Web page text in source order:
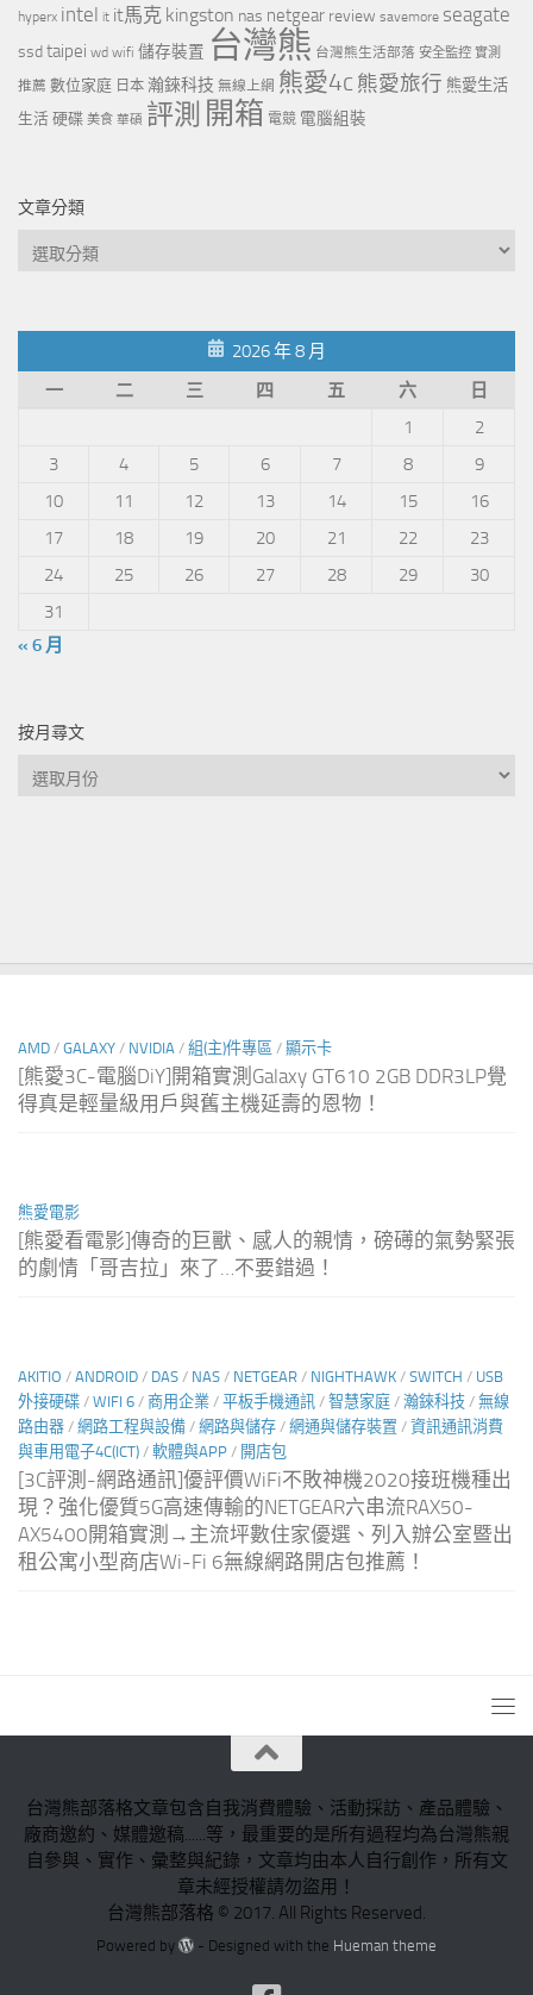
hyperx intel it it馬克 kingston nas netgear review savemore seagate
ssdtaipei wd wifi 儲存裝置 台灣熊 台灣熊生活部落 安全監控 實測
推薦 數位家庭 日本 瀚錸科技 無線上網 熊愛4c 熊愛旅行 熊愛生活
生活 硬碟 美食 華碩 評測 開箱 電競 電腦組裝
文章分類
文
類
2026 年 8 月
一
二 三 四 五 六
日
1
2
3
4 5 6 7 8
9
10
11 12 13 14 15
16
17
18 19 20 21 22
23
24
25 26 27 28 29
30
31
« 6 月
按月尋文
按
AMD / GALAXY / NVIDIA / 組(主)件專區 / 顯示卡
[熊愛3C-電腦DiY]開箱實測Galaxy GT610 2GB DDR3LP覺
得真是輕量級用戶與舊主機延壽的恩物！
熊愛電影
[熊愛看電影]傳奇的巨獸、感人的親情，磅礡的氣勢緊張
的劇情「哥吉拉」來了…不要錯過！
AKITIO / ANDROID / DAS / NAS / NETGEAR / NIGHTHAWK / SWITCH / USB
外接硬碟 / WIFI 6 / 商用企業 / 平板手機通訊 / 智慧家庭 / 瀚錸科技 / 無線
路由器 / 網路工程與設備 / 網路與儲存 / 網通與儲存裝置 / 資訊通訊消費
與車用電子4C(ICT) / 軟體與APP / 開店包
[3C評測-網路通訊]優評價WiFi不敗神機2020接班機種出
現？強化優質5G高速傳輸的NETGEAR六串流RAX50-
AX5400開箱實測→主流坪數住家優選、列入辦公室暨出
租公寓小型商店Wi-Fi 6無線網路開店包推薦！
台灣熊部落格文章包含自我消費體驗、活動採訪、產品體驗、
廠商邀約、媒體邀稿......等，最重要的是所有過程均為台灣熊親
自參與、實作、彙整與紀錄，文章均由本人自行創作，所有文
章未經授權請勿盜用！
台灣熊部落格 © 2017. All Rights Reserved.
Powered by - Designed with the Hueman theme